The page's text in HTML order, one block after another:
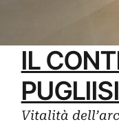
IL
PUGLIISI
Vitalità